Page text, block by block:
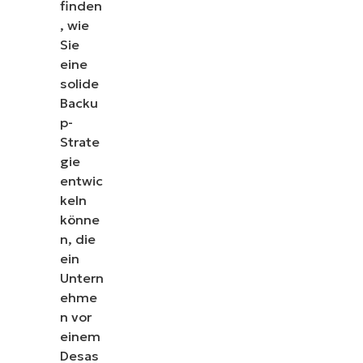
finden
, wie
Sie
eine
solide
Backu
p-
Strate
gie
entwic
keln
könne
n, die
ein
Untern
ehme
n vor
einem
Desas